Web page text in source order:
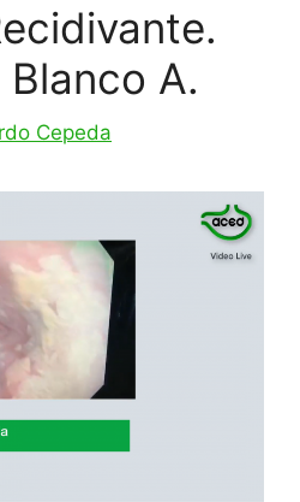
Blanco A.
Cepeda